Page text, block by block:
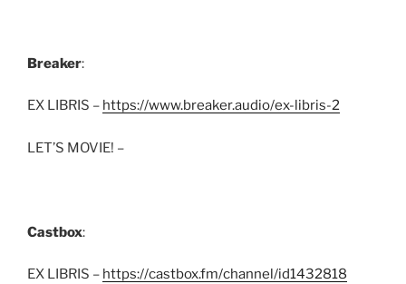
Breaker:
EX LIBRIS – https://www.breaker.audio/ex-libris-2
LET’S MOVIE! –
Castbox:
EX LIBRIS – https://castbox.fm/channel/id1432818